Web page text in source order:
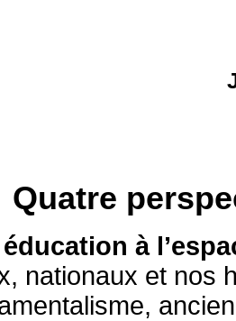
Quatre
éducation à
nationaux et nos